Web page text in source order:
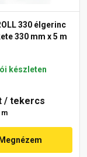
330 élgerinc
330 mm x 5 m
készleten
/ tekercs
m
Megnézem